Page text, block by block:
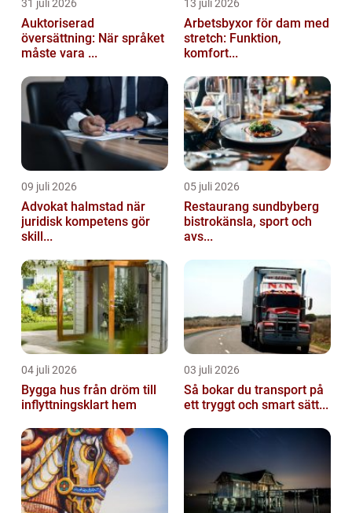
31 juli 2026
Auktoriserad
översättning: När språket
måste vara ...
13 juli 2026
Arbetsbyxor för dam med
stretch: Funktion,
komfort...
09 juli 2026
Advokat halmstad när
juridisk kompetens gör
skill...
05 juli 2026
Restaurang sundbyberg
bistrokänsla, sport och
avs...
04 juli 2026
Bygga hus från dröm till
inflyttningsklart hem
03 juli 2026
Så bokar du transport på
ett tryggt och smart sätt...